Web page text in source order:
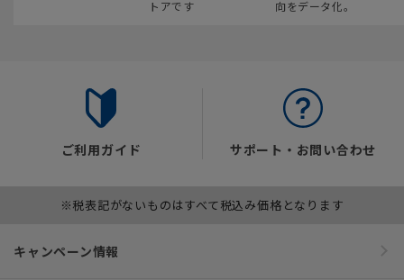
トアです
向をデータ化。
ご利用ガイド サポート・お問い合わせ
※税表記がないものはすべて税込み価格となります
キャンペーン情報